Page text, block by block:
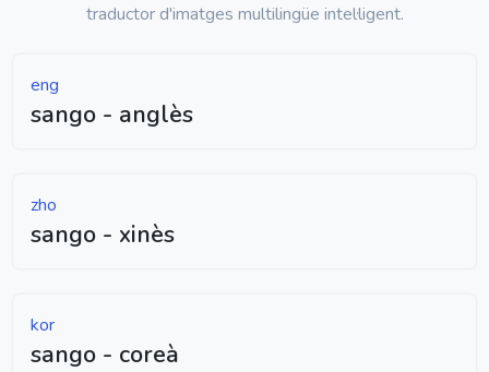
traductor d'imatges multilingüe intel·ligent.
eng
sango - anglès
zho
sango - xinès
kor
sango - coreà